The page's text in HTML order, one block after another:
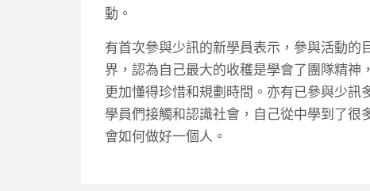
動。
有首次參與少訊的新學員表示，參與活動的
界，認為自己最大的收穫是學會了團隊精神
更加懂得珍惜和規劃時間。亦有已參與少
學員們接觸和認識社會，自己從中學到了很
會如何做好一個人。